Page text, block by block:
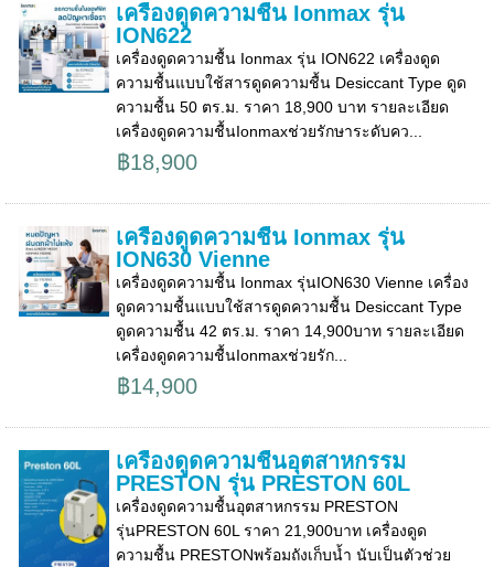
เครื่องดูดความชื้น Ionmax รุ่น
ION622
เครื่องดูดความชื้น Ionmax รุ่น ION622 เครื่องดูด
ความชื้นแบบใช้สารดูดความชื้น Desiccant Type ดูด
ความชื้น 50 ตร.ม. ราคา 18,900 บาท รายละเอียด
เครื่องดูดความชื้นIonmaxช่วยรักษาระดับคว...
฿18,900
เครื่องดูดความชื้น Ionmax รุ่น
ION630 Vienne
เครื่องดูดความชื้น Ionmax รุ่นION630 Vienne เครื่อง
ดูดความชื้นแบบใช้สารดูดความชื้น Desiccant Type
ดูดความชื้น 42 ตร.ม. ราคา 14,900บาท รายละเอียด
เครื่องดูดความชื้นIonmaxช่วยรัก...
฿14,900
เครื่องดูดความชื้นอุตสาหกรรม
PRESTON รุ่น PRESTON 60L
เครื่องดูดความชื้นอุตสาหกรรม PRESTON
รุ่นPRESTON 60L ราคา 21,900บาท เครื่องดูด
ความชื้น PRESTONพร้อมถังเก็บน้ำ นับเป็นตัวช่วย